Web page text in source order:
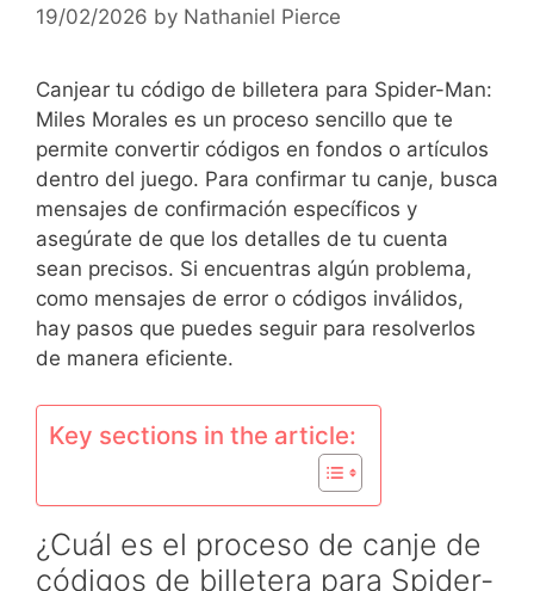
19/02/2026 by Nathaniel Pierce
Canjear tu código de billetera para Spider-Man:
Miles Morales es un proceso sencillo que te
permite convertir códigos en fondos o artículos
dentro del juego. Para confirmar tu canje, busca
mensajes de confirmación específicos y
asegúrate de que los detalles de tu cuenta
sean precisos. Si encuentras algún problema,
como mensajes de error o códigos inválidos,
hay pasos que puedes seguir para resolverlos
de manera eficiente.
Key sections in the article:
¿Cuál es el proceso de canje de
códigos de billetera para Spider-